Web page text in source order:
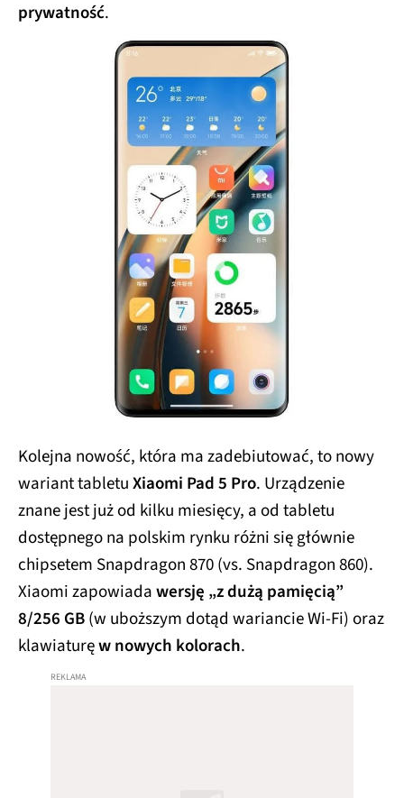
prywatność.
Kolejna nowość, która ma zadebiutować, to nowy
wariant tabletuXiaomi Pad 5 Pro. Urządzenie
znane jest już od kilku miesięcy, a od tabletu
dostępnego na polskim rynku różni się głównie
chipsetem Snapdragon 870 (vs. Snapdragon 860).
Xiaomi zapowiadawersję „z dużą pamięcią”
8/256 GB(w uboższym dotąd wariancie Wi-Fi) oraz
klawiaturęw nowych kolorach.